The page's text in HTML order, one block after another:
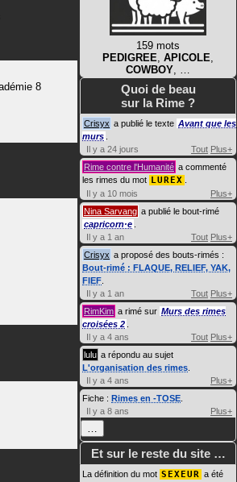
8
159 mots
PEDIGREE, APICOLE,
COWBOY, …
Quoi de beau
sur la Rime ?
Crisyx a publié le texte Avant que les
murs
Il y a 24 jours
Tout Plus+
Rime contre l'Humanité a commenté
les rimes du mot LUREX
Il y a 10 mois
Plus+
Nina Sarvang a publié le bout-rimé
capricorn·e
Il y a 1 an
Tout Plus+
Crisyx a proposé des bouts-rimés :
Bout-rimé : FLAQUE, RELIEF, YAK,
FIEF
Il y a 1 an
Tout Plus+
RimKim a rimé sur Murs des rimes
croisées 2
Il y a 4 ans
Tout Plus+
lulu a répondu au sujet
L'organisation des rimes
Il y a 4 ans
Plus+
Fiche : Rimes en -TOSE
Il y a 8 ans
Plus+
…
Et sur le reste du site …
La définition du mot SEXEUR a été